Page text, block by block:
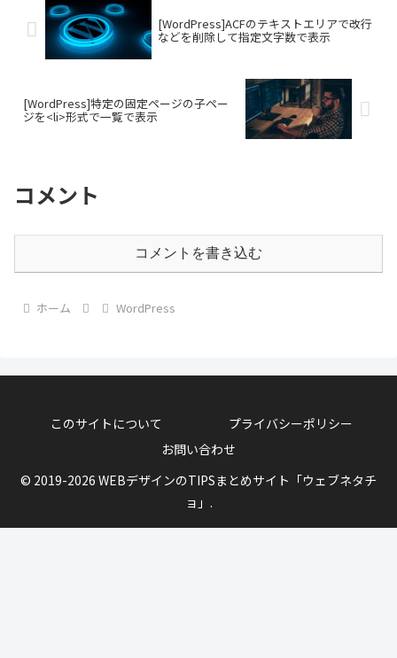
[WordPress]ACFのテキストエリアで改行
などを削除して指定文字数で表示
[WordPress]特定の固定ページの子ペー
ジを<li>形式で一覧で表示
コメント
コメントを書き込む
ホーム WordPress
このサイトについて
プライバシーポリシー
お問い合わせ
© 2019-2026 WEBデザインのTIPSまとめサイト「ウェブネタチ
ョ」.